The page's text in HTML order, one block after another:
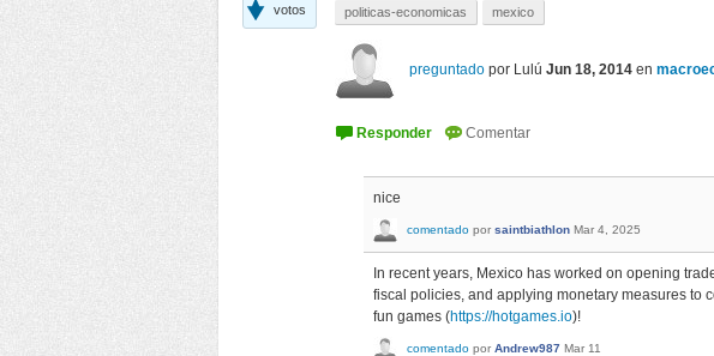
votos politicas-economicas mexico
preguntado por Lulú Jun 18, 2014 en
nice
comentado por saintbiathlon Mar 4, 2025
In recent years, Mexico has worked on opening
fiscal policies, and applying monetary measures to
fun games (https://hotgames.io)!
comentado por Andrew987 Mar 11